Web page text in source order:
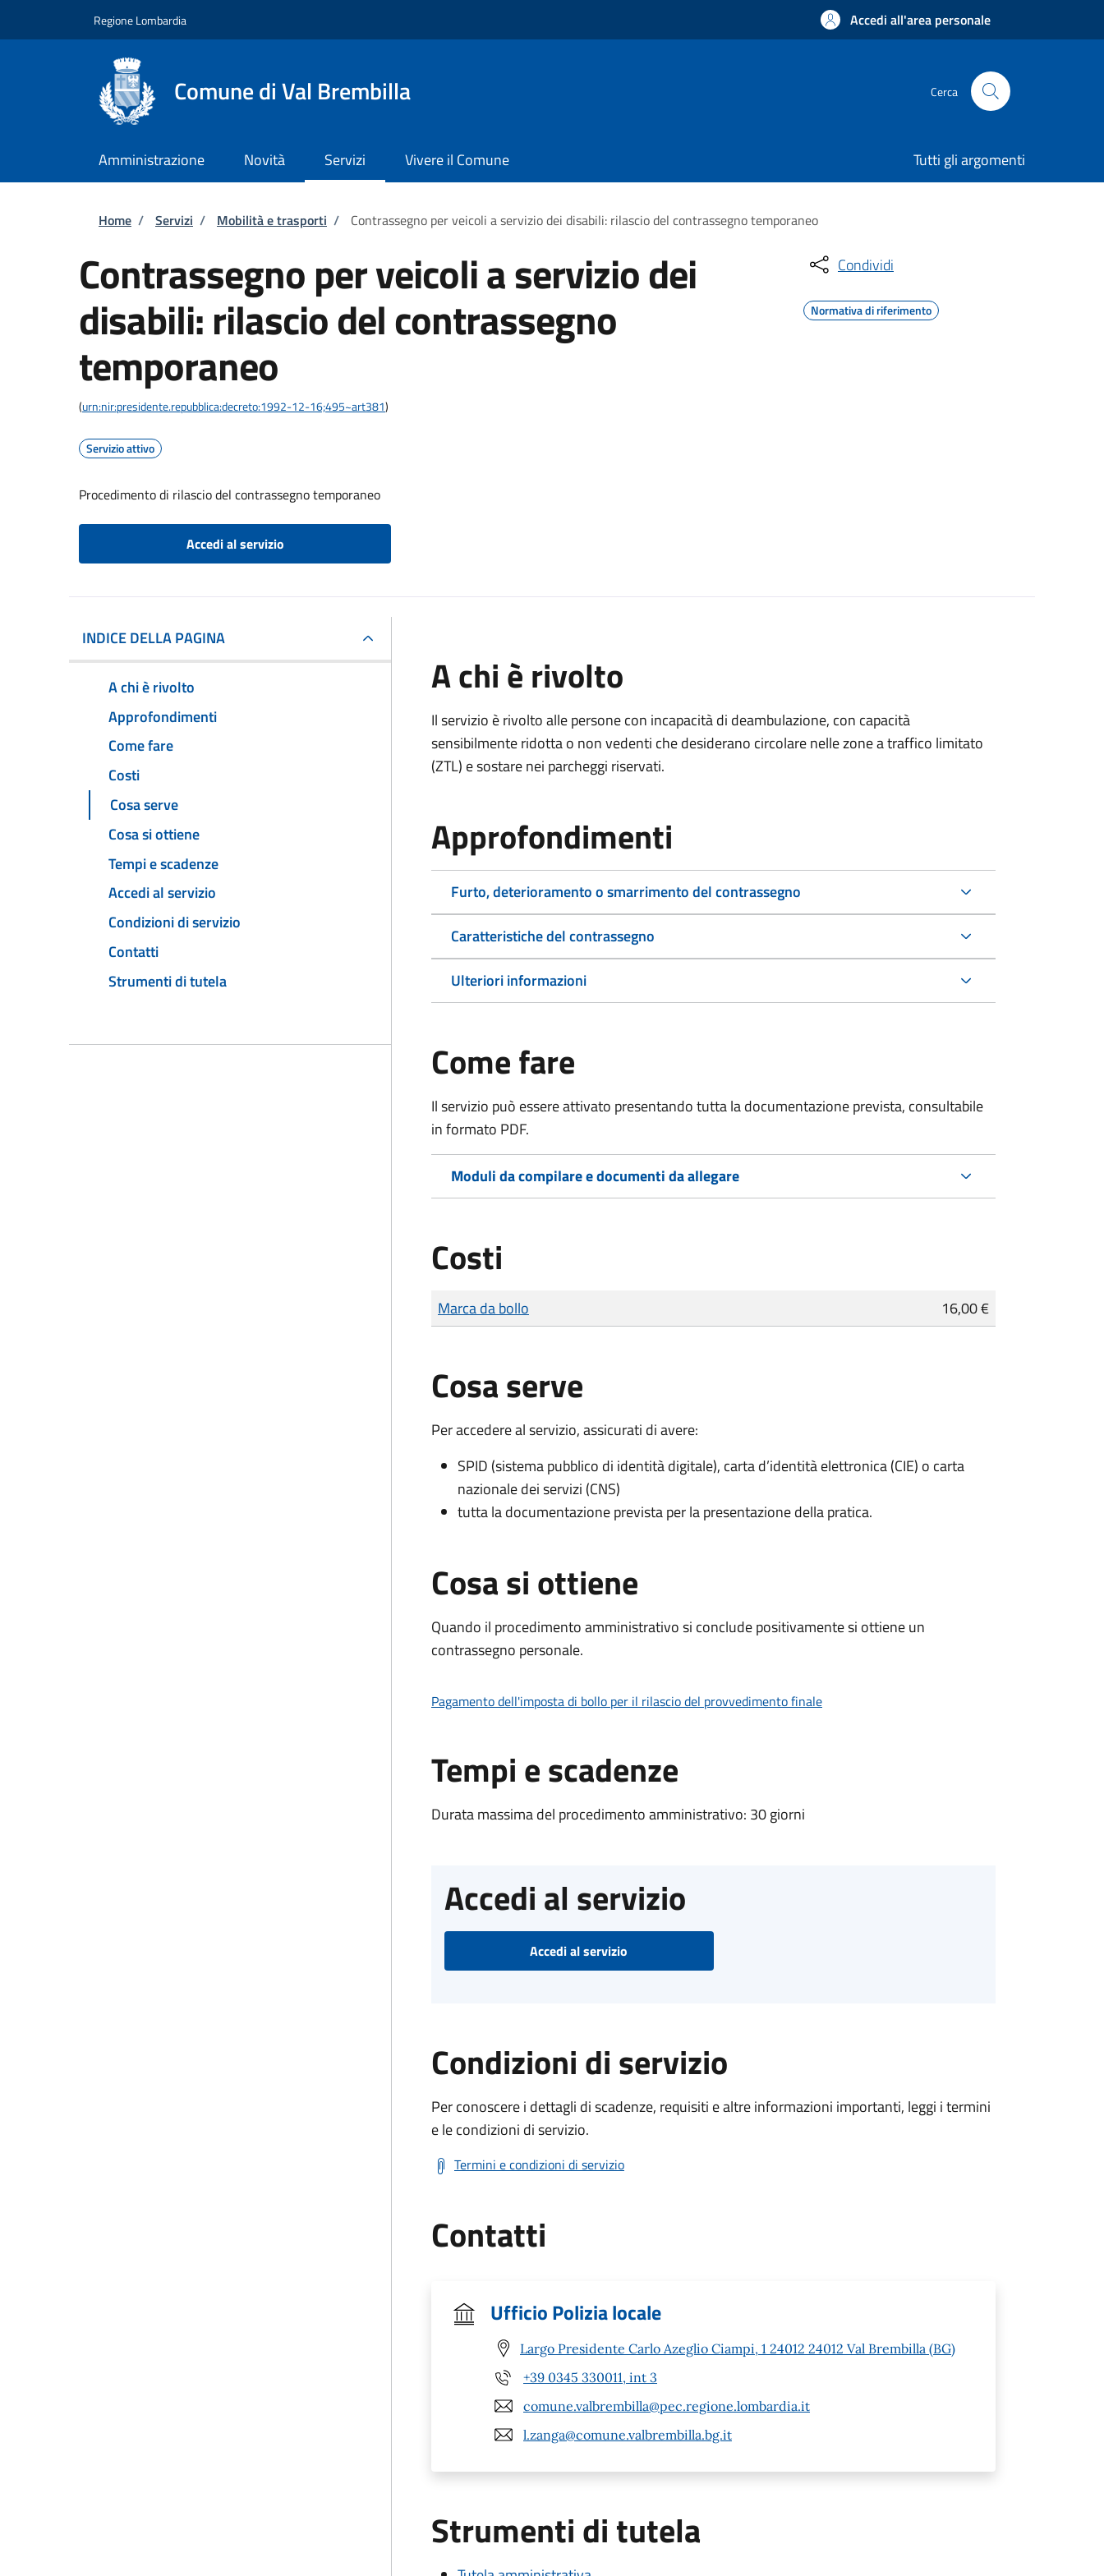
Regione Lombardia Accedi all'area personale
Comune di Val Brembilla Cerca
Amministrazione Novità Servizi Vivere il Comune Tutti gli argomenti
Briciole di pane
Home / Servizi / Mobilità e trasporti / Contrassegno per veicoli a servizio dei disabili: rilascio del contrassegno temporaneo
Contrassegno per veicoli a servizio dei
disabili: rilascio del contrassegno
temporaneo
(urn:nir:presidente.repubblica:decreto:1992-12-16;495~art381)
Servizio attivo
Procedimento di rilascio del contrassegno temporaneo
Accedi al servizio
Condividi
Normativa di riferimento
INDICE DELLA PAGINA
A chi è rivolto
Approfondimenti
Come fare
Costi
Cosa serve
Cosa si ottiene
Tempi e scadenze
Accedi al servizio
Condizioni di servizio
Contatti
Strumenti di tutela
A chi è rivolto
Il servizio è rivolto alle persone con incapacità di deambulazione, con capacità
sensibilmente ridotta o non vedenti che desiderano circolare nelle zone a traffico limitato
(ZTL) e sostare nei parcheggi riservati.
Approfondimenti
Furto, deterioramento o smarrimento del contrassegno
Caratteristiche del contrassegno
Ulteriori informazioni
Come fare
Il servizio può essere attivato presentando tutta la documentazione prevista, consultabile
in formato PDF.
Moduli da compilare e documenti da allegare
Costi
Tipo di pagamento
Importo
Marca da bollo 16,00 €
Cosa serve
Per accedere al servizio, assicurati di avere:
SPID (sistema pubblico di identità digitale), carta d’identità elettronica (CIE) o carta
nazionale dei servizi (CNS)
tutta la documentazione prevista per la presentazione della pratica.
Cosa si ottiene
Quando il procedimento amministrativo si conclude positivamente si ottiene un
contrassegno personale.
Pagamento dell'imposta di bollo per il rilascio del provvedimento finale
Tempi e scadenze
Durata massima del procedimento amministrativo: 30 giorni
Accedi al servizio
Accedi al servizio
Condizioni di servizio
Per conoscere i dettagli di scadenze, requisiti e altre informazioni importanti, leggi i termini
e le condizioni di servizio.
Termini e condizioni di servizio
Contatti
Ufficio Polizia locale
Largo Presidente Carlo Azeglio Ciampi, 1 24012 24012 Val Brembilla (BG)
+39 0345 330011, int 3
comune.valbrembilla@pec.regione.lombardia.it
l.zanga@comune.valbrembilla.bg.it
Strumenti di tutela